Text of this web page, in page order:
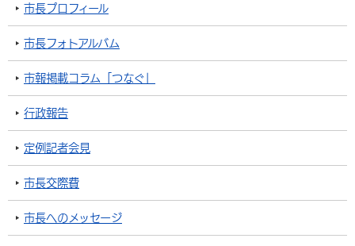
市長プロフィール
市長フォトアルバム
市報掲載コラム「つなぐ」
行政報告
定例記者会見
市長交際費
市長へのメッセージ